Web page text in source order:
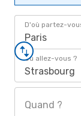
D'où partez-
Paris
Où allez-vous ?
Strasbourg
Quand ?